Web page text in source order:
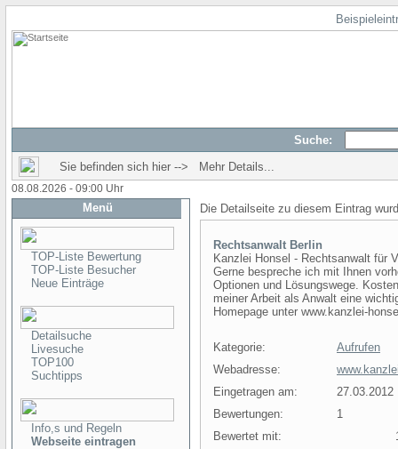
Suche:
Sie befinden sich hier --> Mehr Details...
08.08.2026 - 09:00 Uhr
Menü
TOP-Liste Bewertung
TOP-Liste Besucher
Neue Einträge
Detailsuche
Livesuche
TOP100
Suchtipps
Info,s und Regeln
Webseite eintragen
Die Detailseite zu diesem Eintrag
Rechtsanwalt Berlin
Kanzlei Honsel - Rechtsanwalt für
Gerne bespreche ich mit Ihnen
Optionen und Lösungswege.
meiner Arbeit als Anwalt eine
Homepage unter www.kanzlei-
Kategorie:
Aufrufen
Webadresse:
Eingetragen am:
27.03.2012
Bewertungen:
1
Bewertet mit: